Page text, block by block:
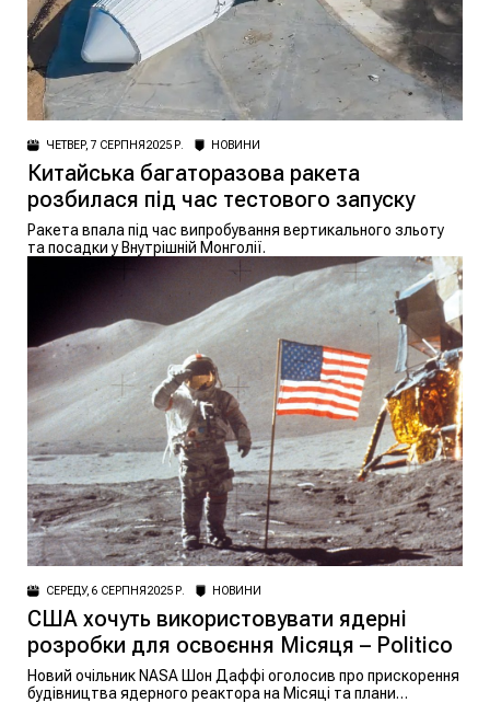
ЧЕТВЕР, 7 СЕРПНЯ 2025 Р. НОВИНИ
Китайська багаторазова ракета
розбилася під час тестового запуску
Ракета впала під час випробування вертикального зльоту
та посадки у Внутрішній Монголії.
СЕРЕДУ, 6 СЕРПНЯ 2025 Р. НОВИНИ
США хочуть використовувати ядерні
розробки для освоєння Місяця – Politico
Новий очільник NASA Шон Даффі оголосив про прискорення
будівництва ядерного реактора на Місяці та плани